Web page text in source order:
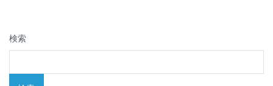
ー
シ
検索